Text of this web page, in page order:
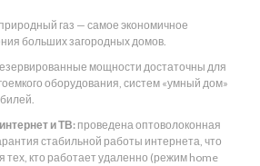
газ — самое экономичное
больших загородных домов.
мощности достаточны для
оборудования, систем «умный дом»
и ТВ: проведена оптоволоконная
стабильной работы интернета, что
тех, кто работает удаленно (режим home